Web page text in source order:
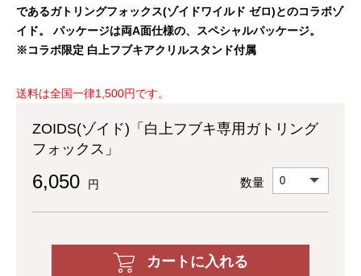
であるガトリングフォックス(ゾイドワイルド ゼロ)とのコラボゾ
イド。 パッケージは両A面仕様の、スペシャルパッケージ。
※コラボ限定 白上フブキアクリルスタンド付属
送料は全国一律1,500円です。
ZOIDS(ゾイド)「白上フブキ専用ガトリング
フォックス」
6,050 円 数量
カートに入れる